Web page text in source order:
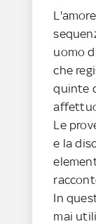
uomo
che
quinte
Le
e la
In
mai